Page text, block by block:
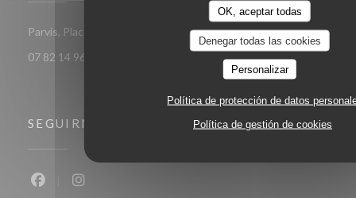
OK, aceptar todas
Denegar todas las cookies
Personalizar
Política de protección de datos
Política de gestión de cookies
Parvis, Place Kennedy 83700 Saint Raphaël((abre en una nueva
07 82 14 96 12
SEGUIRNOS